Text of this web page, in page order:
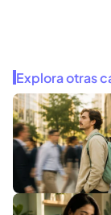
Explora otras